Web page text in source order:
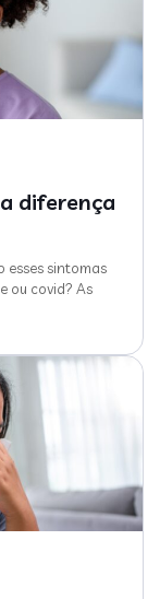
diferença
esses sintomas
ou covid? As